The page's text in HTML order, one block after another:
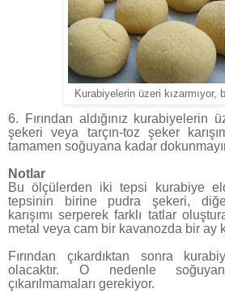
Kurabiyelerin üzeri kızarmıyor,
6. Fırından aldığınız kurabiyelerin
şekeri veya tarçın-toz şeker
tamamen soğuyana kadar
Notlar
Bu ölçülerden iki tepsi kurabiye
tepsinin birine pudra şekeri,
karışımı serperek farklı tatlar
metal veya cam bir kavanozda bir ay
Fırından çıkardıktan sonra
olacaktır. O nedenle
çıkarılmamaları gerekiyor.